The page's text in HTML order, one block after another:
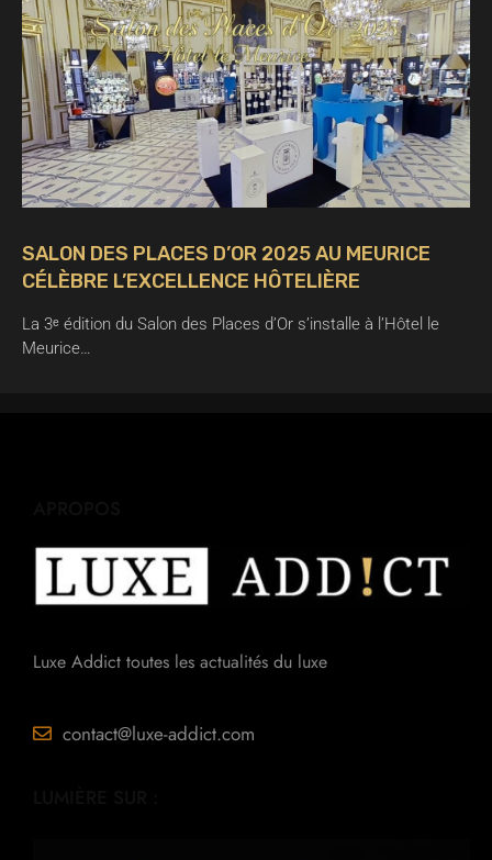
SALON DES PLACES D’OR 2025 AU MEURICE
CÉLÈBRE L’EXCELLENCE HÔTELIÈRE
La 3ᵉ édition du Salon des Places d’Or s’installe à l’Hôtel le
Meurice…
Luxe Addict toutes les actualités du luxe
contact@luxe-addict.com